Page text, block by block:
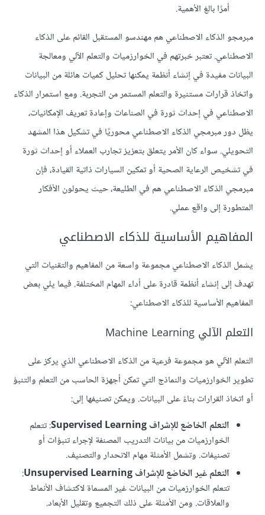
أمرًا بالغ الأهمية.
مبرمجو الذكاء الاصطناعي هم مهندسو المستقبل القائم على الذكاء
الاصطناعي. تعتبر خبرتهم في الخوارزميات والتعلم الآلي ومعالجة
البيانات مفيدة في إنشاء أنظمة يمكنها تحليل كميات هائلة من البيانات
واتخاذ قرارات مستنيرة والتعلم المستمر من التجربة. ومع استمرار الذكاء
الاصطناعي في إحداث ثورة في الصناعات وإعادة تعريف الإمكانيات،
يظل دور مبرمجي الذكاء الاصطناعي محوريًا في تشكيل هذا المشهد
التحويلي. سواء كان الأمر يتعلق بتعزيز تجارب العملاء أو إحداث ثورة
في تشخيص الرعاية الصحية أو تمكين السيارات ذاتية القيادة، فإن
مبرمجي الذكاء الاصطناعي هم في الطليعة، حيث يحولون الأفكار
المتطورة إلى واقع عملي.
المفاهيم الأساسية للذكاء الاصطناعي
يشمل الذكاء الاصطناعي مجموعة واسعة من المفاهيم والتقنيات التي
تهدف إلى إنشاء أنظمة قادرة على أداء المهام المختلفة. فيما يلي بعض
المفاهيم الأساسية للذكاء الاصطناعي:
التعلم الآلي Machine Learning
التعلم الآلي هو مجموعة فرعية من الذكاء الاصطناعي الذي يركز على
تطوير الخوارزميات والنماذج التي تمكن أجهزة الحاسب من التعلم والتنبؤ
أو اتخاذ القرارات بناءً على البيانات. ويمكن تصنيفها إلى:
التعلم الخاضع للإشراف Supervised Learning
: تتعلم
الخوارزميات من بيانات التدريب المصنفة لإجراء تنبؤات أو
تصنيفات. وتشمل الأمثلة مهام الانحدار والتصنيف.
التعلم غير الخاضع للإشراف Unsupervised Learning
:
تتعلم الخوارزميات من البيانات غير المسماة لاكتشاف الأنماط
والعلاقات. ومن الأمثلة على ذلك التجميع وتقليل الأبعاد.